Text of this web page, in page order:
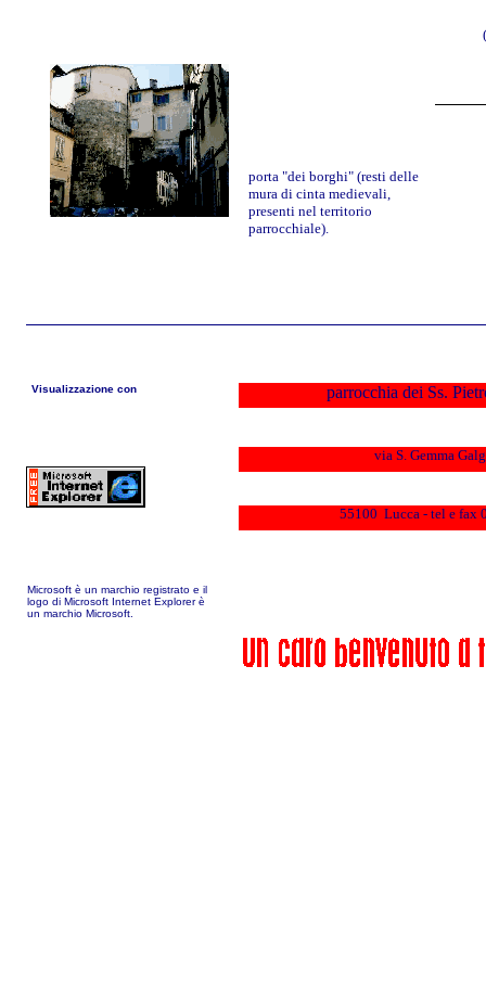
porta "dei borghi" (resti delle
mura di cinta medievali,
presenti nel territorio
parrocchiale).
Visualizzazione con parrocchia dei Ss.
via S. Gemma
55100 Lucca - tel e fax
Microsoft è un marchio registrato e il
logo di Microsoft Internet Explorer è
un marchio Microsoft.